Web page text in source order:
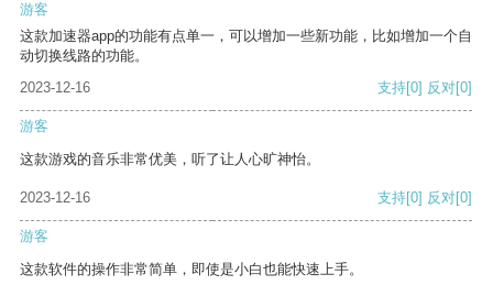
游客
这款加速器app的功能有点单一，可以增加一些新功能，比如增加一个自
动切换线路的功能。
2023-12-16
支持[0] 反对[0]
游客
这款游戏的音乐非常优美，听了让人心旷神怡。
2023-12-16 支持[0] 反对[0]
游客
这款软件的操作非常简单，即使是小白也能快速上手。